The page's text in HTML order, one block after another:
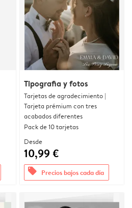
Tipografia y fotos
Tarjetas de agradecimiento |
Tarjeta prémium con tres
acabados diferentes
Pack de 10 tarjetas
Desde
10,99 €
offers Precios bajos cada día